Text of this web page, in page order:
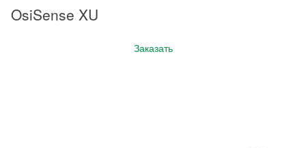
OsiSense XU
Заказать